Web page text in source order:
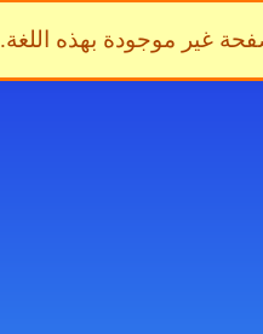
غير موجودة بهذه اللغة.